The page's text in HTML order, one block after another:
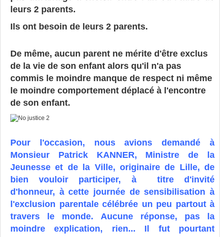
leurs 2 parents.
Ils ont besoin de leurs 2 parents.
De même, aucun parent ne mérite d'être exclus
de la vie de son enfant alors qu'il n'a pas
commis le moindre manque de respect ni même
le moindre comportement déplacé à l'encontre
de son enfant.
Pour l'occasion, nous avions demandé à
Monsieur Patrick KANNER, Ministre de la
Jeunesse et de la Ville, originaire de Lille, de
bien vouloir participer, à titre d'invité
d'honneur, à cette journée de sensibilisation à
l'exclusion parentale célébrée un peu partout à
travers le monde. Aucune réponse, pas la
moindre explication, rien... Il fut pourtant